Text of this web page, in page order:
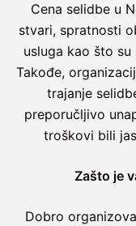
Cena selidbe u
stvari, spratnosti
usluga kao što
Takođe,
trajanje
preporučljivo
troškovi bili
Zašto je
Dobro